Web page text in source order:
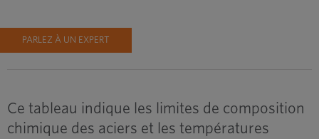
PARLEZ À UN EXPERT
Ce tableau indique les limites de composition
chimique des aciers et les températures